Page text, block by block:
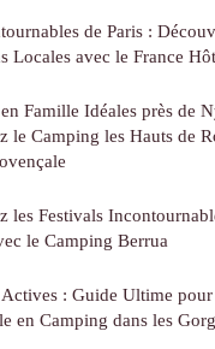
de Paris :
Locales avec le France
Famille Idéales près de
le Camping les Hauts de
les Festivals
le Camping Berrua
Actives : Guide Ultime
en Camping dans les